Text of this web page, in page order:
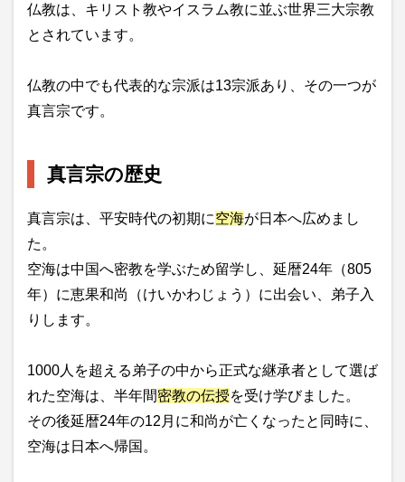
仏教は、キリスト教やイスラム教に並ぶ世界三大宗教
とされています。
仏教の中でも代表的な宗派は13宗派あり、その一つが
真言宗です。
真言宗の歴史
真言宗は、平安時代の初期に空海が日本へ広めまし
た。
空海は中国へ密教を学ぶため留学し、延暦24年（805
年）に恵果和尚（けいかわじょう）に出会い、弟子入
りします。
1000人を超える弟子の中から正式な継承者として選ば
れた空海は、半年間密教の伝授を受け学びました。
その後延暦24年の12月に和尚が亡くなったと同時に、
空海は日本へ帰国。